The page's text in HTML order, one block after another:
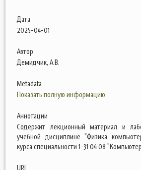
Дата
2025-04-01
Автор
Демидчик, А.В.
Metadata
Показать полную информацию
Аннотации
Содержит лекционный материал и
учебной дисциплине "Физика
курса специальности 1-31 04 08
URI